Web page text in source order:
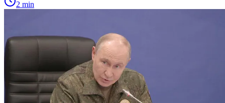
2 min